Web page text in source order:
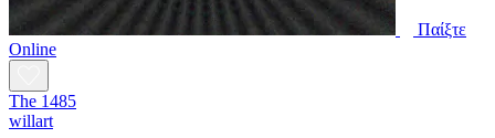
Παίξτε
Online
The 1485
willart